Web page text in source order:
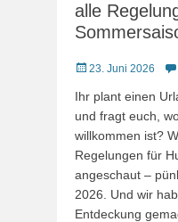
alle
Veröffentlicht
23. Juni 2026
Ihr plant einen
und fragt euch,
willkommen ist?
Regelungen für
angeschaut –
2026. Und wir
Entdeckung